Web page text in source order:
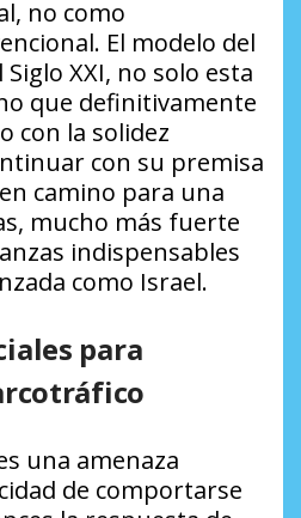
no como
El modelo del
XXI, no solo esta
que definitivamente
con la solidez
con su premisa
camino para una
mucho más fuerte
indispensables
como Israel.
para
una amenaza
de comportarse